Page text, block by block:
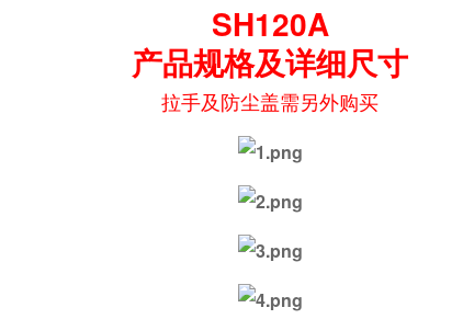
SH120A
产品规格及详细尺寸
拉手及防尘盖需另外购买